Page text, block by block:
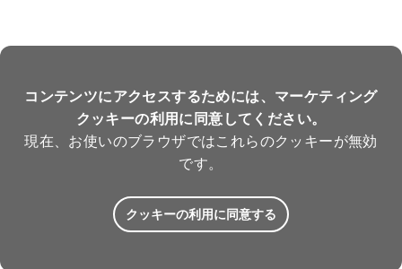
コンテンツにアクセスするためには、マーケティング
クッキーの利用に同意してください。
現在、お使いのブラウザではこれらのクッキーが無効
です。
クッキーの利用に同意する